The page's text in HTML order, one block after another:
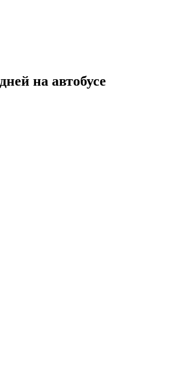
на автобусе